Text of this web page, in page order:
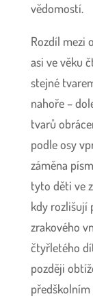
vědomostí.
Rozdíl mezi
asi ve věku
stejné
nahoře –
tvarů
podle osy
záměna
tyto děti ve
kdy rozlišují
zrakového
čtyřletého
později